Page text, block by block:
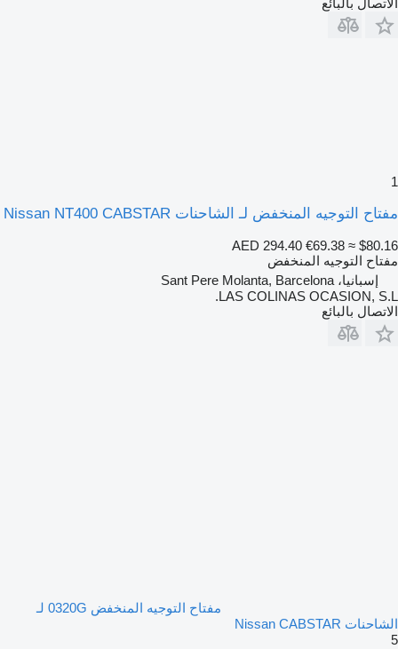
1
مفتاح التوجيه المنخفض لـ الشاحنات Nissan NT400 CABSTAR
AED 294.40 €69.38 ≈ $80.16
مفتاح التوجيه المنخفض
إسبانيا، Sant Pere Molanta, Barcelona
LAS COLINAS OCASION, S.L.
الاتصال بالبائع
مفتاح التوجيه المنخفض 0320G لـ
الشاحنات Nissan CABSTAR
5